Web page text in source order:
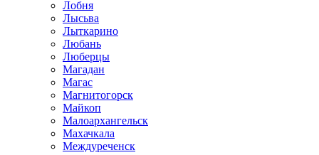
Лобня
Лысьва
Лыткарино
Любань
Люберцы
Магадан
Магас
Магнитогорск
Майкоп
Малоархангельск
Махачкала
Междуреченск